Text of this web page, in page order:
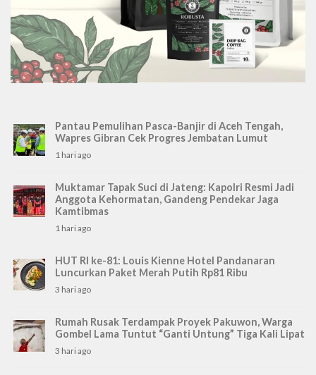
Pantau Pemulihan Pasca-Banjir di Aceh Tengah,
Wapres Gibran Cek Progres Jembatan Lumut
1 hari ago
Muktamar Tapak Suci di Jateng: Kapolri Resmi Jadi
Anggota Kehormatan, Gandeng Pendekar Jaga
Kamtibmas
1 hari ago
HUT RI ke-81: Louis Kienne Hotel Pandanaran
Luncurkan Paket Merah Putih Rp81 Ribu
3 hari ago
Rumah Rusak Terdampak Proyek Pakuwon, Warga
Gombel Lama Tuntut “Ganti Untung” Tiga Kali Lipat
3 hari ago